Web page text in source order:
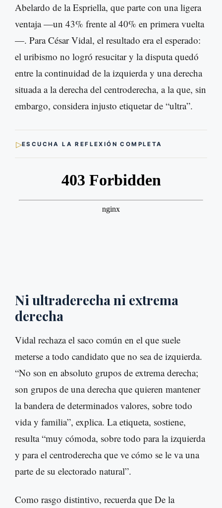
Abelardo de la Espriella, que parte con una ligera
ventaja —un 43% frente al 40% en primera vuelta
—. Para César Vidal, el resultado era el esperado:
el uribismo no logró resucitar y la disputa quedó
entre la continuidad de la izquierda y una derecha
situada a la derecha del centroderecha, a la que, sin
embargo, considera injusto etiquetar de “ultra”.
▷ESCUCHA LA REFLEXIÓN COMPLETA
Ni ultraderecha ni extrema
derecha
Vidal rechaza el saco común en el que suele
meterse a todo candidato que no sea de izquierda.
“No son en absoluto grupos de extrema derecha;
son grupos de una derecha que quieren mantener
la bandera de determinados valores, sobre todo
vida y familia”, explica. La etiqueta, sostiene,
resulta “muy cómoda, sobre todo para la izquierda
y para el centroderecha que ve cómo se le va una
parte de su electorado natural”.
Como rasgo distintivo, recuerda que De la